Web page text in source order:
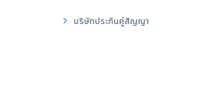
บริษัทประกันคู่สัญญา